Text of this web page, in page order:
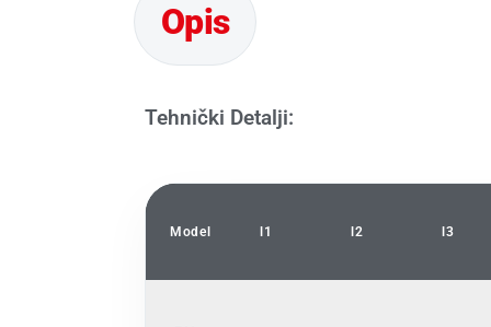
Tehnički Detalji:
Model l1 l2 l3